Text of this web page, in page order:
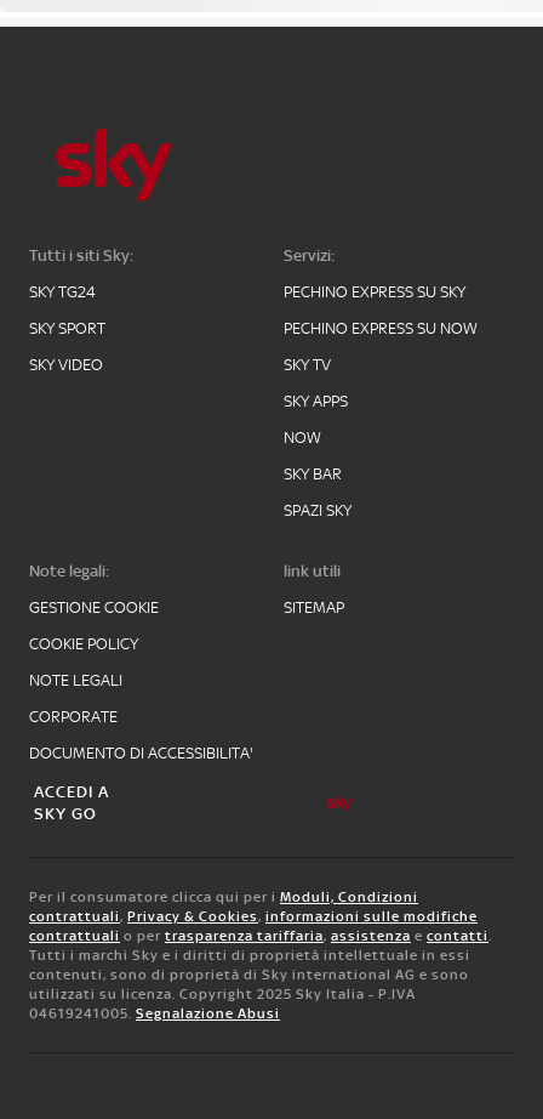
Tutti i siti Sky:
SKY TG24
SKY SPORT
SKY VIDEO
Servizi:
PECHINO EXPRESS SU SKY
PECHINO EXPRESS SU NOW
SKY TV
SKY APPS
NOW
SKY BAR
SPAZI SKY
Note legali:
GESTIONE COOKIE
COOKIE POLICY
NOTE LEGALI
CORPORATE
DOCUMENTO DI ACCESSIBILITA'
link utili
SITEMAP
ACCEDI A
SKY GO
Per il consumatore clicca qui per i Moduli, Condizioni
contrattuali, Privacy & Cookies, informazioni sulle modifiche
contrattuali o per trasparenza tariffaria, assistenza e contatti.
Tutti i marchi Sky e i diritti di proprietà intellettuale in essi
contenuti, sono di proprietà di Sky international AG e sono
utilizzati su licenza. Copyright 2025 Sky Italia - P.IVA
04619241005. Segnalazione Abusi